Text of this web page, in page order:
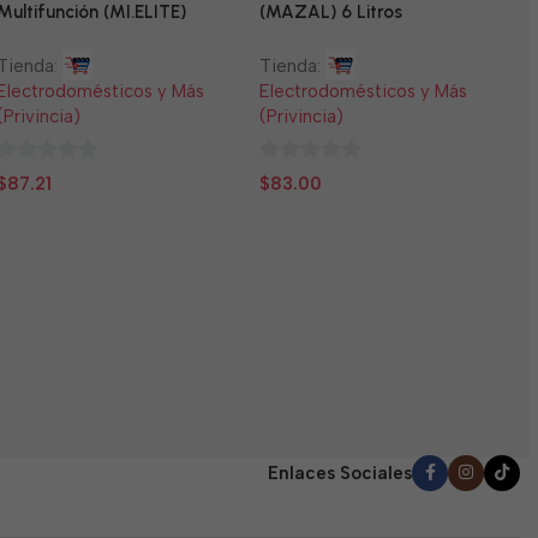
(MI.ELITE)
y Más
87.21
(MAZAL) 6 Litros
Tienda:
Electrodomésticos y Más
(Privincia)
0
$83.00
Enlaces Sociales